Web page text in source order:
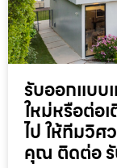
รับออกแบบ
ใหม่หรือต่อ
ไป ให้ทีมวิศ
คุณ ติดต่อ รั